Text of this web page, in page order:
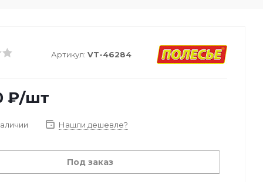
Артикул: VT-46284
₽/шт
Нашли дешевле?
Под заказ